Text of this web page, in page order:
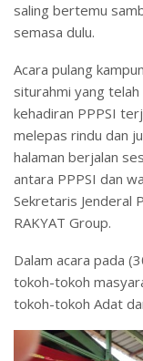
saling bertemu
semasa dulu.
Acara pulang
siturahmi yang
kehadiran PPPSI
melepas rindu dan
halaman berjalan
antara PPPSI dan
Sekretaris Jenderal
RAKYAT Group.
Dalam acara pada
tokoh-tokoh
tokoh-tokoh Adat